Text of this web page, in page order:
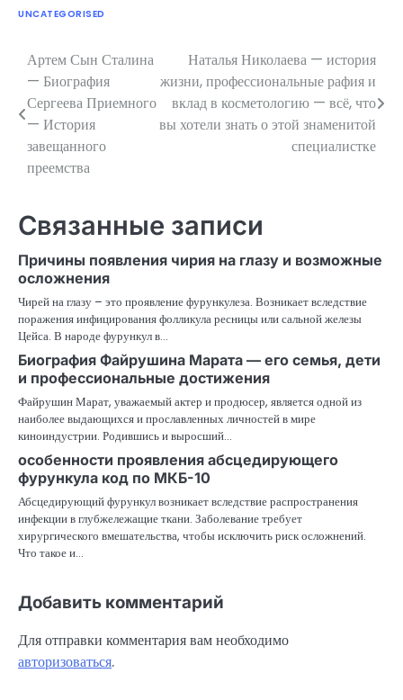
UNCATEGORISED
Навигация
по
записям
Артем Сын Сталина
— Биография
Сергеева Приемного
— История
завещанного
преемства
Наталья Николаева — история
жизни, профессиональные рафия и
вклад в косметологию — всё, что
вы хотели знать о этой знаменитой
специалистке
Связанные записи
Причины появления чирия на глазу и возможные
осложнения
Чирей на глазу – это проявление фурункулеза. Возникает вследствие
поражения инфицирования фолликула ресницы или сальной железы
Цейса. В народе фурункул в…
Биография Файрушина Марата — его семья, дети
и профессиональные достижения
Файрушин Марат, уважаемый актер и продюсер, является одной из
наиболее выдающихся и прославленных личностей в мире
киноиндустрии. Родившись и выросший…
особенности проявления абсцедирующего
фурункула код по МКБ-10
Абсцедирующий фурункул возникает вследствие распространения
инфекции в глубжележащие ткани. Заболевание требует
хирургического вмешательства, чтобы исключить риск осложнений.
Что такое и…
Добавить комментарий
Для отправки комментария вам необходимо
авторизоваться.